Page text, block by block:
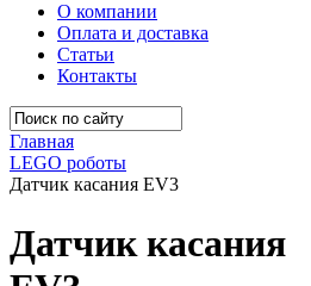
О компании
Оплата и доставка
Статьи
Контакты
Главная
LEGO роботы
Датчик касания EV3
Датчик касания